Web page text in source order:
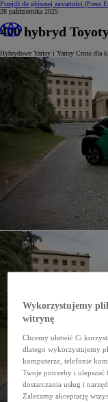
Przejdź do głównej zawartości (Press
28 października 2025
400 hybryd
Hybrydowe Yarisy i Yarisy Cross dla
Wykorzystujemy
witrynę
Chcemy ułatwić Ci
dlatego wykorzystujemy
komputerze, telefonie
Twoje potrzeby i
dostarczania usług i
Zalecamy akceptację